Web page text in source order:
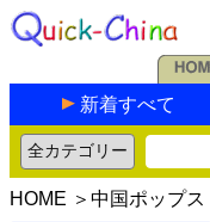
新着すべて
HOME ＞ 中国ポップス